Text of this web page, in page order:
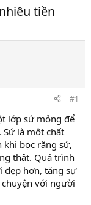
tiền
#1
lớp sứ mỏng để
Sứ là một chất
bọc răng sứ,
thật. Quá trình
đẹp hơn, tăng sự
với người